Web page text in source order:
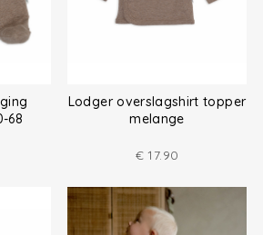
68
Lodger overslagshirt topper
melange
€ 17.90